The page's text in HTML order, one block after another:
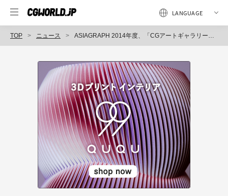
TOP ニュース ASIAGRAPH 2014年度、「CGアートギャラリー公募展示部門」募集要項公開（ASIAGRAPH CGアートギャラリー事務局）